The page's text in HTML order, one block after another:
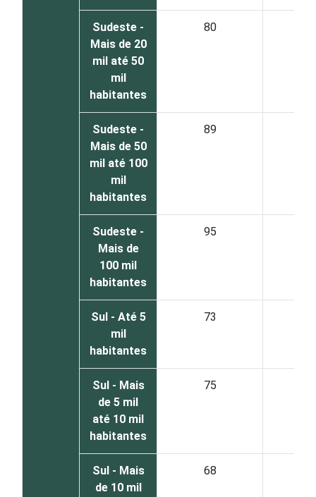
Sudeste -
Mais de 20
mil até 50
mil
habitantes
80
Sudeste -
Mais de 50
mil até 100
mil
habitantes
89
Sudeste -
Mais de
100 mil
habitantes
95
Sul - Até 5
mil
habitantes
73
Sul - Mais
de 5 mil
até 10 mil
habitantes
75
Sul - Mais
de 10 mil
68